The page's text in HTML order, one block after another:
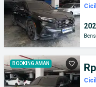
BOOKING AMAN